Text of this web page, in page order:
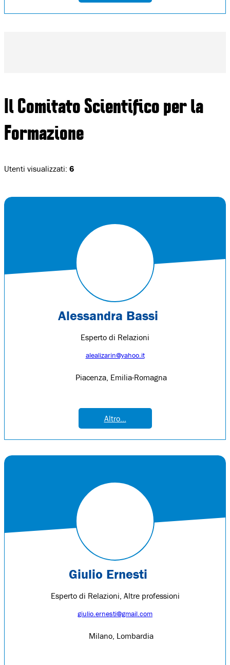
Il Comitato Scientifico per la
Formazione
Utenti visualizzati: 6
Alessandra Bassi
Esperto di Relazioni
alealizarin@yahoo.it
Piacenza, Emilia-Romagna
Altro...
Giulio Ernesti
Esperto di Relazioni, Altre professioni
giulio.ernesti@gmail.com
Milano, Lombardia